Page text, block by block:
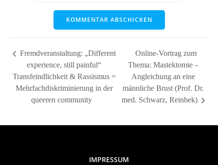
Fremdveranstaltung: „Different
experience, still painful“
Transfeindlichkeit & Rassismus =
Mehrfachdiskriminierung in der
queeren community
Online-Vortrag zum
Thema: Mastektomie –
Angleichung an eine
männliche Brust (Prof. Dr.
med. Schwarz, Reinbek)
IMPRESSUM